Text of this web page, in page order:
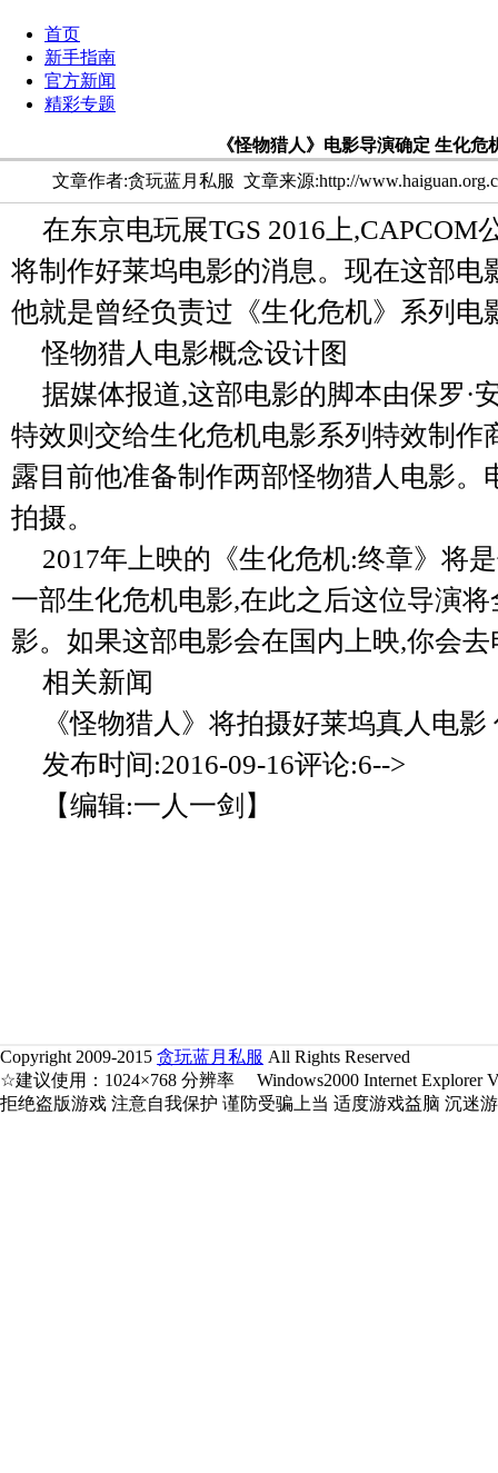
首页
新手指南
官方新闻
精彩专题
《怪物猎人》电影导演确定 生化危
文章作者:贪玩蓝月私服 文章来源:http://
在东京电玩展TGS 2016上,CAPCOM
将制作好莱坞电影的消息。现在这部电
他就是曾经负责过《生化危机》系列电
怪物猎人电影概念设计图
据媒体报道,这部电影的脚本由保罗·
特效则交给生化危机电影系列特效制作
露目前他准备制作两部怪物猎人电影。
拍摄。
2017年上映的《生化危机:终章》将
一部生化危机电影,在此之后这位导演
影。如果这部电影会在国内上映,你会去
相关新闻
《怪物猎人》将拍摄好莱坞真人电影
发布时间:2016-09-16评论:6-->
【编辑:一人一剑】
Copyright 2009-2015 贪玩蓝月私服 All Rights Reserved
☆建议使用：1024×768 分辨率 Windows2000 Internet Explorer
拒绝盗版游戏 注意自我保护 谨防受骗上当 适度游戏益脑 沉迷